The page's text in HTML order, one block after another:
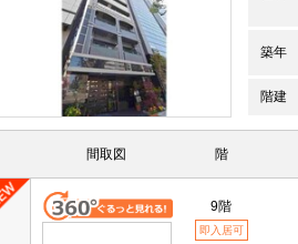
築年
階建
間取図 階
9階
即入居可